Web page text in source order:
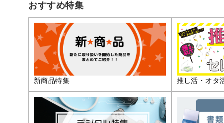
おすすめ特集
新商品特集 推し活・オタ